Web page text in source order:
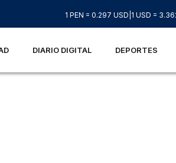
1 PEN = 0.297 USD 1 USD =
DIARIO DIGITAL DEPORTES